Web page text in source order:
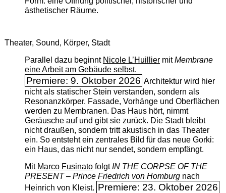
ästhetischer Räume.
Theater, Sound, Körper, Stadt
Parallel dazu beginnt Nicole L’Huilliermit ­Membrane
eine Arbeit am Gebäude selbst.
Premiere: 9. Oktober 2026 Architektur wird hier
nicht als statischer Stein verstanden, sondern als
Resonanzkörper. Fassade, Vorhänge und Oberflächen
werden zu Membranen. Das Haus hört, nimmt
Geräusche auf und gibt sie zurück. Die Stadt bleibt
nicht draußen, sondern tritt akustisch in das Theater
ein. So entsteht ein zentrales Bild für das neue Gorki:
ein Haus, das nicht nur sendet, sondern empfängt.
Mit Marco FusinatofolgtIN THE CORPSE OF THE
PRESENT – Prince Friedrich von Homburgnach
Heinrich von Kleist. Premiere: 23. Oktober 2026